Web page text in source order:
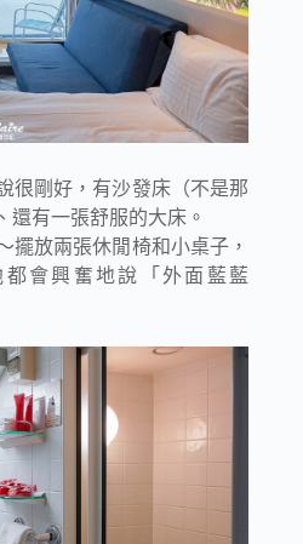
很剛好，有沙發床（不是那
還有一張舒服的大床。
擺放兩張休閒椅和小桌子，
都會興奮地說「外面藍藍